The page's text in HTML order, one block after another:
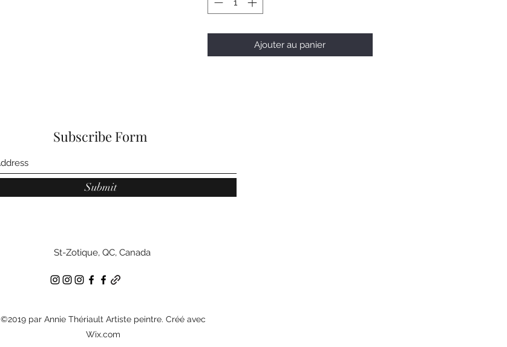
Ajouter au panier
Subscribe Form
Submit
St-Zotique, QC, Canada
©2019 par Annie Thériault Artiste peintre. Créé avec
Wix.com